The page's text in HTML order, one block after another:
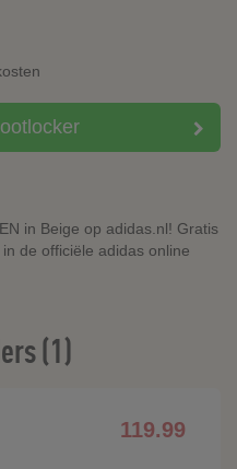
in Beige op adidas.nl! Gratis
de officiële adidas online
(1)
119.99